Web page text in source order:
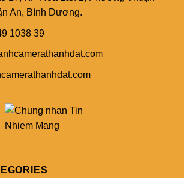
An, Bình Dương.
1038 39